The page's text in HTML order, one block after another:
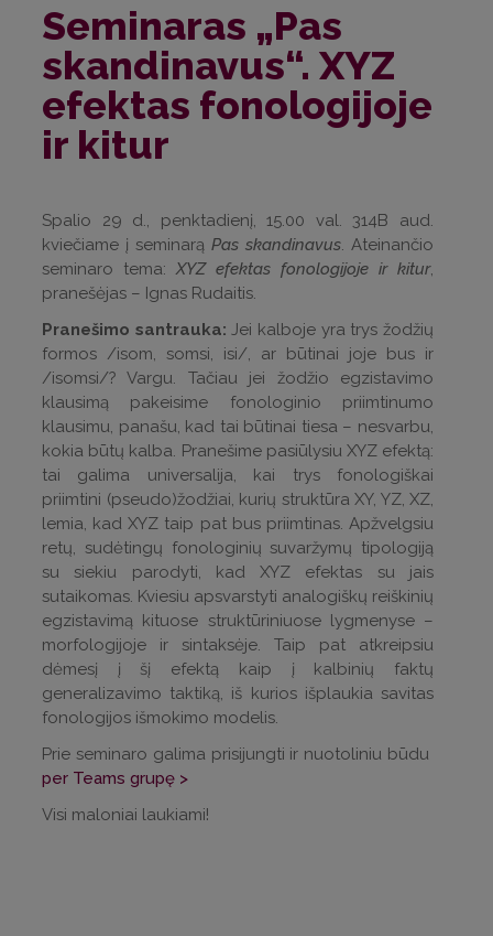
Seminaras „Pas
skandinavus“. XYZ
efektas fonologijoje
ir kitur
Spalio 29 d., penktadienį, 15.00 val. 314B aud.
kviečiame į seminarą Pas skandinavus . Ateinančio
seminaro tema: XYZ efektas fonologijoje ir kitur,
pranešėjas – Ignas Rudaitis.
Pranešimo santrauka: Jei kalboje yra trys žodžių
formos /isom, somsi, isi/, ar būtinai joje bus ir
/isomsi/? Vargu. Tačiau jei žodžio egzistavimo
klausimą pakeisime fonologinio priimtinumo
klausimu, panašu, kad tai būtinai tiesa – nesvarbu,
kokia būtų kalba. Pranešime pasiūlysiu XYZ efektą:
tai galima universalija, kai trys fonologiškai
priimtini (pseudo)žodžiai, kurių struktūra XY, YZ, XZ,
lemia, kad XYZ taip pat bus priimtinas. Apžvelgsiu
retų, sudėtingų fonologinių suvaržymų tipologiją
su siekiu parodyti, kad XYZ efektas su jais
sutaikomas. Kviesiu apsvarstyti analogiškų reiškinių
egzistavimą kituose struktūriniuose lygmenyse –
morfologijoje ir sintaksėje. Taip pat atkreipsiu
dėmesį į šį efektą kaip į kalbinių faktų
generalizavimo taktiką, iš kurios išplaukia savitas
fonologijos išmokimo modelis.
Prie seminaro galima prisijungti ir nuotoliniu būdu
per Teams grupę >
Visi maloniai laukiami!